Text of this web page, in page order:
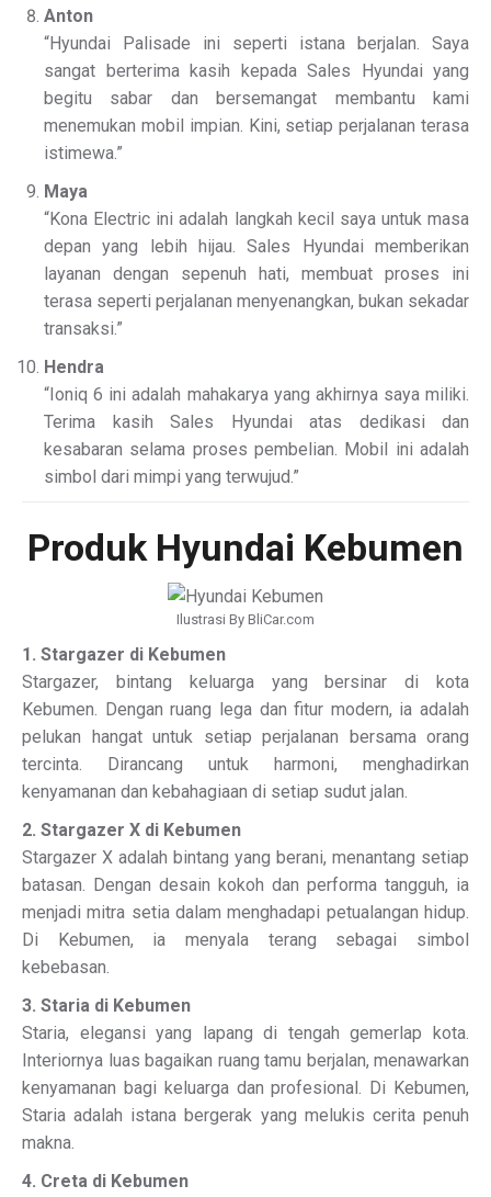
Anton
“Hyundai Palisade ini seperti istana berjalan. Saya
sangat berterima kasih kepada Sales Hyundai yang
begitu sabar dan bersemangat membantu kami
menemukan mobil impian. Kini, setiap perjalanan terasa
istimewa.”
Maya
“Kona Electric ini adalah langkah kecil saya untuk masa
depan yang lebih hijau. Sales Hyundai memberikan
layanan dengan sepenuh hati, membuat proses ini
terasa seperti perjalanan menyenangkan, bukan sekadar
transaksi.”
Hendra
“Ioniq 6 ini adalah mahakarya yang akhirnya saya miliki.
Terima kasih Sales Hyundai atas dedikasi dan
kesabaran selama proses pembelian. Mobil ini adalah
simbol dari mimpi yang terwujud.”
Produk Hyundai Kebumen
Ilustrasi By BliCar.com
1. Stargazer di Kebumen
Stargazer, bintang keluarga yang bersinar di kota
Kebumen. Dengan ruang lega dan fitur modern, ia adalah
pelukan hangat untuk setiap perjalanan bersama orang
tercinta. Dirancang untuk harmoni, menghadirkan
kenyamanan dan kebahagiaan di setiap sudut jalan.
2. Stargazer X di Kebumen
Stargazer X adalah bintang yang berani, menantang setiap
batasan. Dengan desain kokoh dan performa tangguh, ia
menjadi mitra setia dalam menghadapi petualangan hidup.
Di Kebumen, ia menyala terang sebagai simbol
kebebasan.
3. Staria di Kebumen
Staria, elegansi yang lapang di tengah gemerlap kota.
Interiornya luas bagaikan ruang tamu berjalan, menawarkan
kenyamanan bagi keluarga dan profesional. Di Kebumen,
Staria adalah istana bergerak yang melukis cerita penuh
makna.
4. Creta di Kebumen